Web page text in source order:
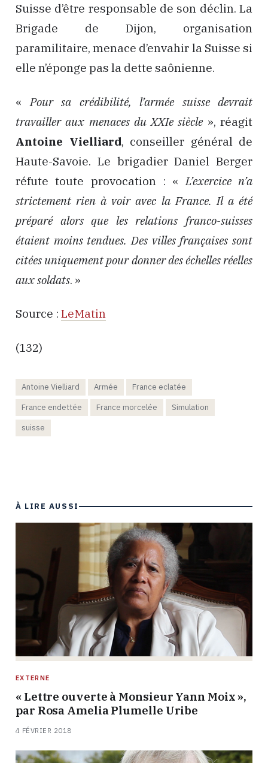
Suisse d’être responsable de son déclin. La
Brigade de Dijon, organisation
paramilitaire, menace d’envahir la Suisse si
elle n’éponge pas la dette saônienne.
« Pour sa crédibilité, l’armée suisse devrait
travailler aux menaces du XXIe siècle », réagit
Antoine Vielliard, conseiller général de
Haute-Savoie. Le brigadier Daniel Berger
réfute toute provocation : « L’exercice n’a
strictement rien à voir avec la France. Il a été
préparé alors que les relations franco-suisses
étaient moins tendues. Des villes françaises sont
citées uniquement pour donner des échelles réelles
aux soldats. »
Source : LeMatin
(132)
Antoine Vielliard Armée
France eclatée
France endettée
France morcelée
Simulation
suisse
À LIRE AUSSI
EXTERNE
« Lettre ouverte à Monsieur Yann Moix »,
par Rosa Amelia Plumelle Uribe
4 FÉVRIER 2018